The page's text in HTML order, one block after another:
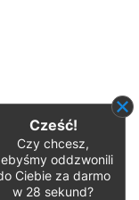
Cześć!
Czy chcesz,
oddzwonili
Ciebie za darmo
w 28 sekund?